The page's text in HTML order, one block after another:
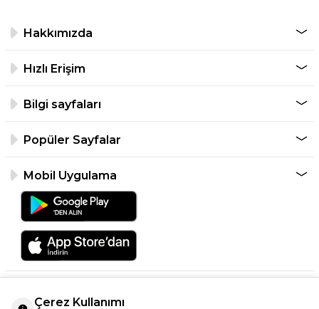
Hakkımızda
Hızlı Erişim
Bilgi sayfaları
Popüler Sayfalar
Mobil Uygulama
Çerez Kullanımı